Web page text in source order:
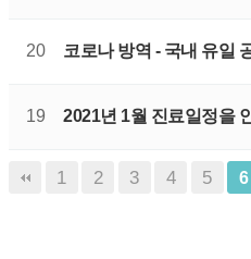
20 코로나 방역 - 국내 유일
19 2021년 1월 진료일정을
1 2 3 4 5 6